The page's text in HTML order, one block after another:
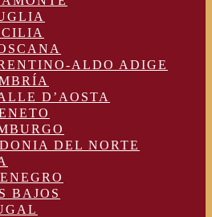
ALDO ADIGE
D’AOSTA
DEL NORTE
BAJOS